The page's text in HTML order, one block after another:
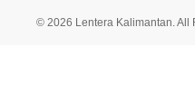
© 2026 Lentera Kalimantan. All